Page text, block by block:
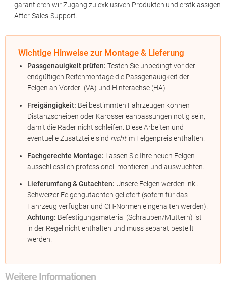
garantieren wir Zugang zu exklusiven Produkten und erstklassigen
After-Sales-Support.
Wichtige Hinweise zur Montage & Lieferung
Passgenauigkeit prüfen: Testen Sie unbedingt vor der
endgültigen Reifenmontage die Passgenauigkeit der
Felgen an Vorder- (VA) und Hinterachse (HA).
Freigängigkeit: Bei bestimmten Fahrzeugen können
Distanzscheiben oder Karosserieanpassungen nötig sein,
damit die Räder nicht schleifen. Diese Arbeiten und
eventuelle Zusatzteile sind nichtim Felgenpreis enthalten.
Fachgerechte Montage: Lassen Sie Ihre neuen Felgen
ausschliesslich professionell montieren und auswuchten.
Lieferumfang & Gutachten: Unsere Felgen werden inkl.
Schweizer Felgengutachten geliefert (sofern für das
Fahrzeug verfügbar und CH-Normen eingehalten werden).
Achtung: Befestigungsmaterial (Schrauben/Muttern) ist
in der Regel nicht enthalten und muss separat bestellt
werden.
Weitere Informationen